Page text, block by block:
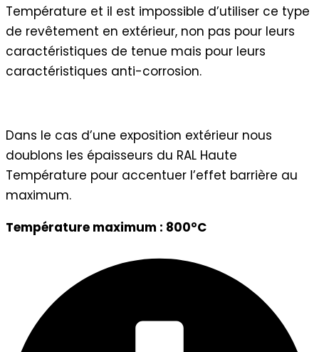
Température et il est impossible d’utiliser ce type
de revêtement en extérieur, non pas pour leurs
caractéristiques de tenue mais pour leurs
caractéristiques anti-corrosion.
Dans le cas d’une exposition extérieur nous
doublons les épaisseurs du RAL Haute
Température pour accentuer l’effet barrière au
maximum.
Température maximum : 800°C